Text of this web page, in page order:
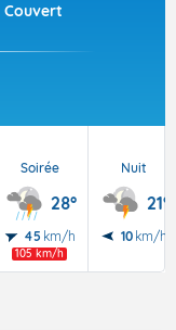
Couvert
Soirée
28°
45 km/h
105 km/h
Nuit
21°
10 km/h